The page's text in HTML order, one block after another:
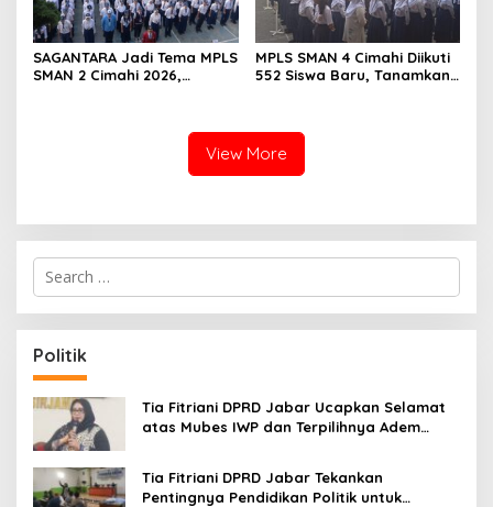
SAGANTARA Jadi Tema MPLS
SMAN 2 Cimahi 2026,
MPLS SMAN 4 Cimahi Diikuti
552 Siswa Baru, Tanamkan
View More
S
r
c
h
f
o
:
Politik
Tia Fitriani DPRD Jabar Ucapkan Selamat
atas Mubes IWP dan Terpilihnya Adem
Tia Fitriani DPRD Jabar Tekankan
Pentingnya Pendidikan Politik untuk